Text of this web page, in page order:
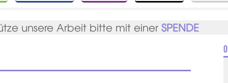
unsere Arbeit bitte mit einerSPENDE